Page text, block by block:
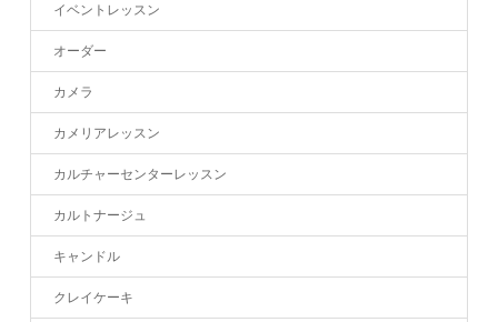
イベントレッスン
オーダー
カメラ
カメリアレッスン
カルチャーセンターレッスン
カルトナージュ
キャンドル
クレイケーキ